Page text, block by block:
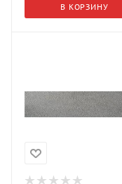
В КОРЗИНУ